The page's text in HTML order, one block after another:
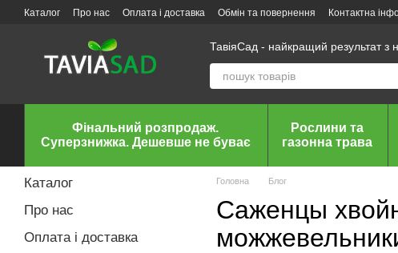
Перейти до основного контенту
Каталог Про нас Оплата і доставка Обмін та повернення Контактна
ТавіяСад - найкращий результат
Фінальний розпродаж.
Суперзнижка. Дешевше не буває
Рослини та
газонна трава
Головна Блог
Саженцы
Каталог
Про нас
Оплата і доставка